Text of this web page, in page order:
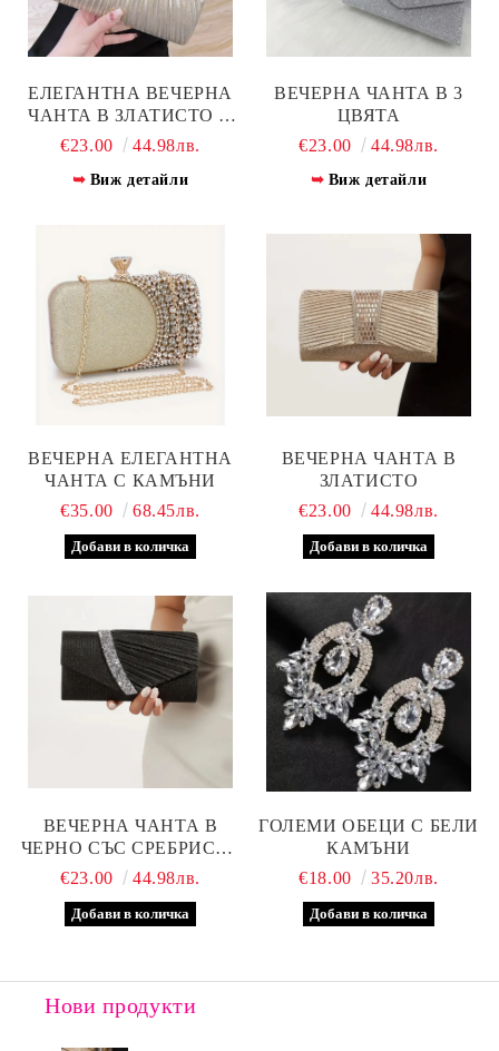
ЕЛЕГАНТНА ВЕЧЕРНА
ЧАНТА В ЗЛАТИСТО И
СРЕБРИСТО
€23.00 44.98лв.
Виж детайли
ВЕЧЕРНА ЧАНТА В 3
ЦВЯТА
€23.00
44.98лв.
Виж детайли
ВЕЧЕРНА ЕЛЕГАНТНА
ЧАНТА С КАМЪНИ
€35.00
68.45лв.
ВЕЧЕРНА ЧАНТА В
ЗЛАТИСТО
€23.00
44.98лв.
ВЕЧЕРНА ЧАНТА В
ЧЕРНО СЪС СРЕБРИСТА
ЛЕНТА
€23.00 44.98лв.
ГОЛЕМИ ОБЕЦИ С БЕЛИ
КАМЪНИ
€18.00
35.20лв.
Нови продукти